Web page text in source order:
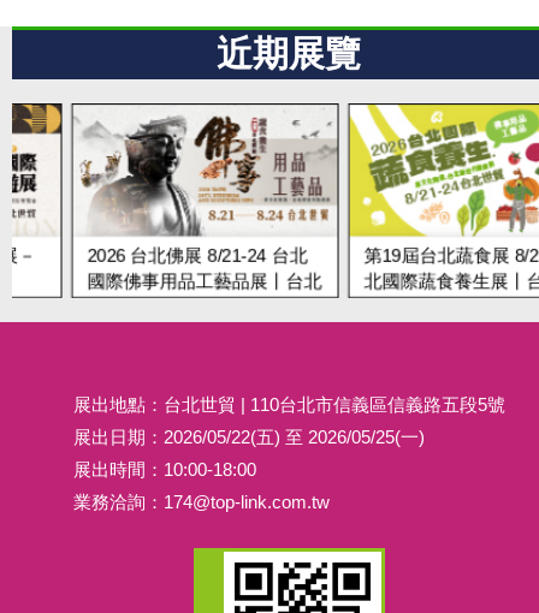
近期展覽
2026 台北佛展 8/21-24 台北
國際佛事用品工藝品展丨台北
第19屆台北蔬食展 8/21-
北國際蔬食養生展丨台北
展出地點：台北世貿 | 110台北市信義區信義路五段5號
展出日期：2026/05/22(五) 至 2026/05/25(一)
展出時間：10:00-18:00
業務洽詢： 174@top-link.com.tw